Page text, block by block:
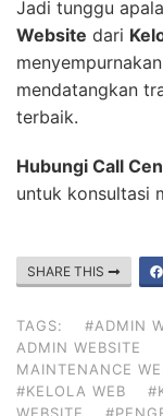
Jadi tunggu
Website dari
mendatangkan
terbaik.
Hubungi Call
untuk konsultasi
SHARE THIS
TAGS: #ADMIN
ADMIN WEBSITE
MAINTENANCE
#KELOLA WEB